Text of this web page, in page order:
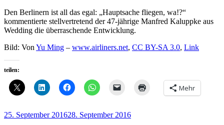
Den Berlinern ist all das egal: „Hauptsache fliegen, wa!?“
kommentierte stellvertretend der 47-jährige Manfred Kaluppke aus
Wedding die überraschende Entwicklung.
Bild: Von Yu Ming – www.airliners.net, CC BY-SA 3.0, Link
teilen:
Mehr
Veröffentlicht
25. September 201628. September 2016